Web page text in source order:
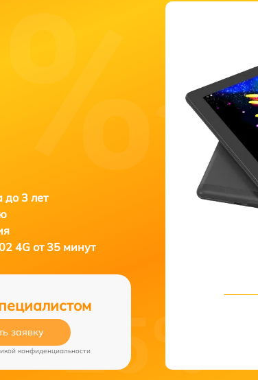
до 3 лет
4G от 35 минут
заявку
конфиденциальности